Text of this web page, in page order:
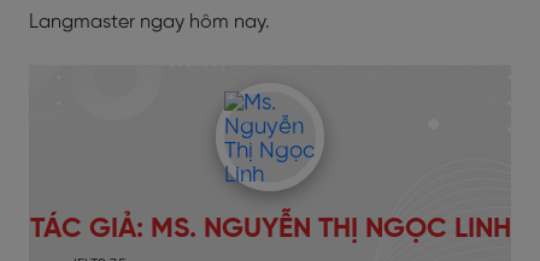
Langmaster ngay hôm nay.
TÁC GIẢ: MS. NGUYỄN THỊ NGỌC LINH